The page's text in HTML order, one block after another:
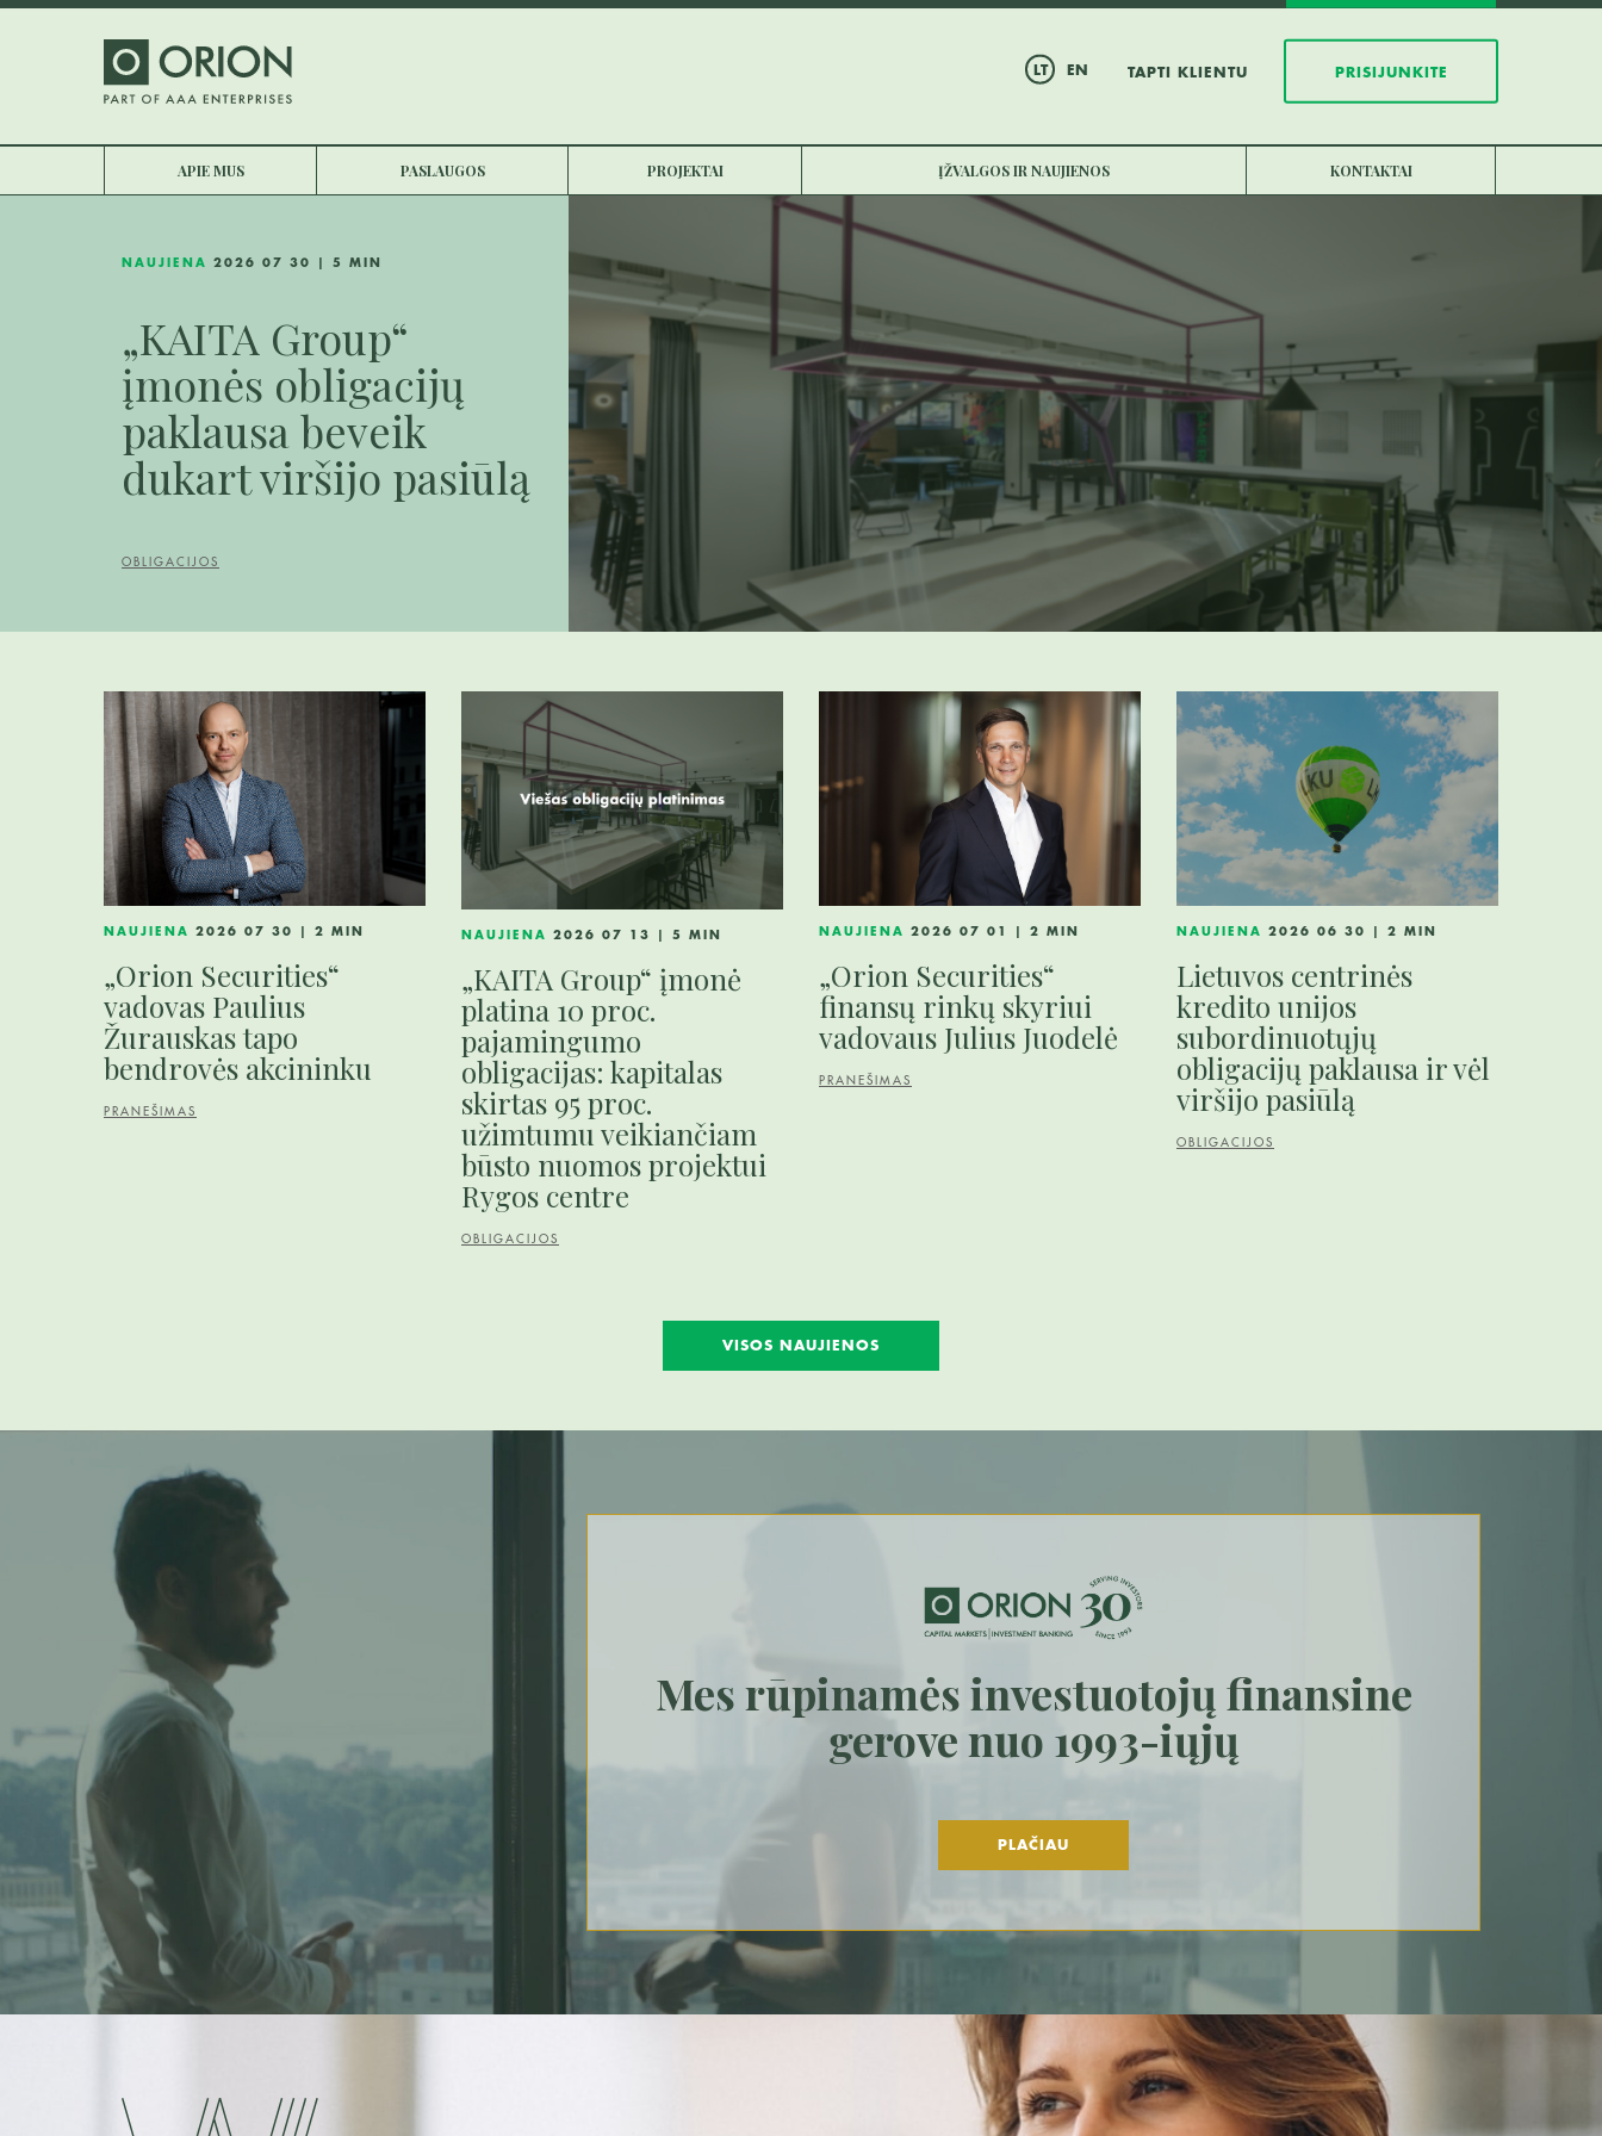
LT EN TAPTI KLIENTU PRISIJUNKITE
APIE MUS PASLAUGOS PROJEKTAI ĮŽVALGOS IR NAUJIENOS KONTAKTAI
NAUJIENA 2026 07 30 | 5 MIN
„KAITA Group“
įmonės obligacijų
paklausa beveik
dukart viršijo pasiūlą
OBLIGACIJOS
NAUJIENA 2026 07 30 | 2 MIN
„Orion Securities“
vadovas Paulius
Žurauskas tapo
bendrovės akcininku
PRANEŠIMAS
NAUJIENA 2026 07 13 | 5 MIN
„KAITA Group“ įmonė
platina 10 proc.
pajamingumo
obligacijas: kapitalas
skirtas 95 proc.
užimtumu veikiančiam
būsto nuomos projektui
Rygos centre
OBLIGACIJOS
NAUJIENA 2026 07 01 | 2 MIN
„Orion Securities“
finansų rinkų skyriui
vadovaus Julius Juodelė
PRANEŠIMAS
NAUJIENA 2026 06 30 | 2 MIN
Lietuvos centrinės
kredito unijos
subordinuotųjų
obligacijų paklausa ir vėl
viršijo pasiūlą
OBLIGACIJOS
VISOS NAUJIENOS
Mes rūpinamės investuotojų finansine
gerove nuo 1993-iųjų
PLAČIAU